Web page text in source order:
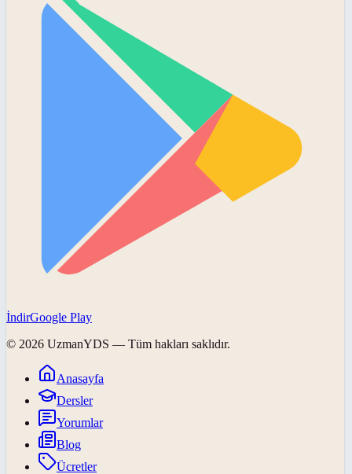
İndirGoogle Play
© 2026 UzmanYDS — Tüm hakları saklıdır.
Anasayfa
Dersler
Yorumlar
Blog
Ücretler